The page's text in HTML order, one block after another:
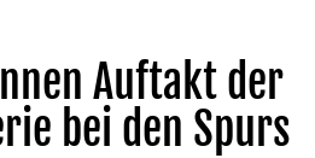
Auftakt der
bei den Spurs